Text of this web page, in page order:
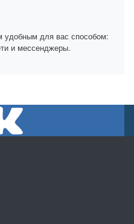
для вас способом:
и мессенджеры.